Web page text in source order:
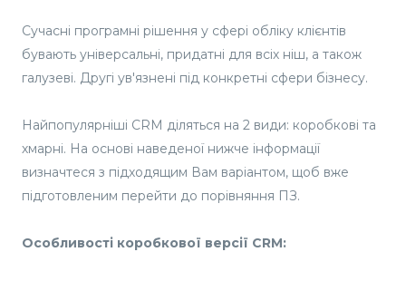
Сучасні програмні рішення у сфері обліку клієнтів
бувають універсальні, придатні для всіх ніш, а також
галузеві. Другі ув'язнені під конкретні сфери бізнесу.
Найпопулярніші CRM діляться на 2 види: коробкові та
хмарні. На основі наведеної нижче інформації
визначтеся з підходящим Вам варіантом, щоб вже
підготовленим перейти до порівняння ПЗ.
Особливості коробкової версії CRM: